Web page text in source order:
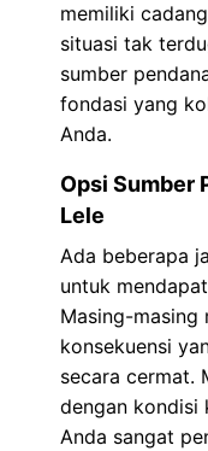
memiliki
situasi tak
sumber
fondasi yang
Anda.
Opsi Sumber
Lele
Ada beberapa
untuk
Masing-
konsekuensi
secara cermat.
dengan kondisi
Anda sangat